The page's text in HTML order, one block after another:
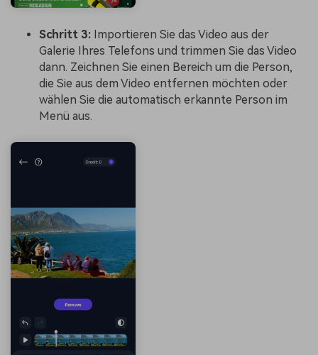
Schritt 3: Importieren Sie das Video aus der
Galerie Ihres Telefons und trimmen Sie das Video
dann. Zeichnen Sie einen Bereich um die Person,
die Sie aus dem Video entfernen möchten oder
wählen Sie die automatisch erkannte Person im
Menü aus.